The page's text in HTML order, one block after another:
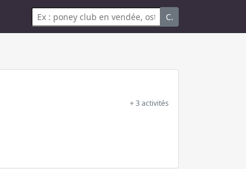
C.
+ 3 activités